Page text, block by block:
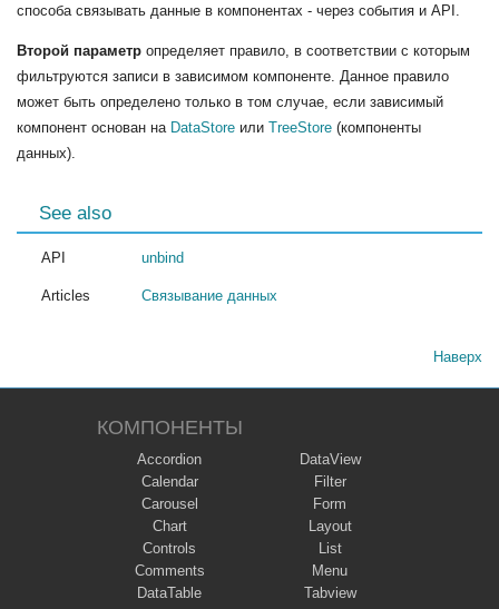
способа связывать данные в компонентах - через события и API.
Второй параметр определяет правило, в соответствии с которым
фильтруются записи в зависимом компоненте. Данное правило
может быть определено только в том случае, если зависимый
компонент основан на DataStore или TreeStore (компоненты
данных).
See also
API unbind
Articles Связывание данных
Наверх
КОМПОНЕНТЫ
Accordion
Calendar
Carousel
Chart
Controls
Comments
DataTable
DataView
Filter
Form
Layout
List
Menu
Tabview